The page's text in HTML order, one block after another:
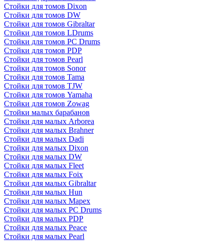
Стойки для томов Dixon
Стойки для томов DW
Стойки для томов Gibraltar
Стойки для томов LDrums
Стойки для томов PC Drums
Стойки для томов PDP
Стойки для томов Pearl
Стойки для томов Sonor
Стойки для томов Tama
Стойки для томов TJW
Стойки для томов Yamaha
Стойки для томов Zowag
Стойки малых барабанов
Стойки для малых Arborea
Стойки для малых Brahner
Стойки для малых Dadi
Стойки для малых Dixon
Стойки для малых DW
Стойки для малых Fleet
Стойки для малых Foix
Стойки для малых Gibraltar
Стойки для малых Hun
Стойки для малых Mapex
Стойки для малых PC Drums
Стойки для малых PDP
Стойки для малых Peace
Стойки для малых Pearl